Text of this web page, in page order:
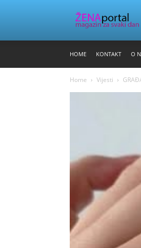
HOME KONTAKT O
Home Vijesti